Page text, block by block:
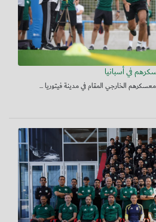
في أسبانيا
الخارجي المقام في مدينة فيتوريا ...